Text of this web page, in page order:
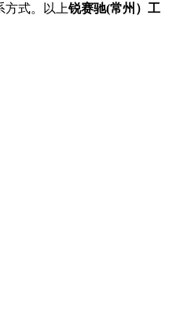
方式。以上锐赛驰(常州）工